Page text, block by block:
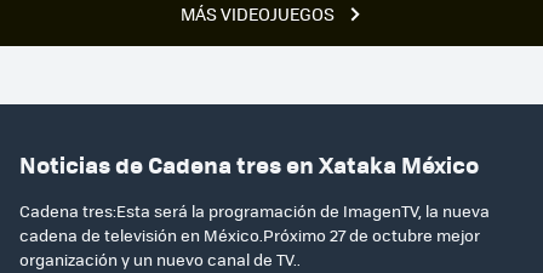
MÁS VIDEOJUEGOS
Noticias de Cadena tres en Xataka México
Cadena tres:Esta será la programación de ImagenTV, la nueva
cadena de televisión en México.Próximo 27 de octubre mejor
organización y un nuevo canal de TV..